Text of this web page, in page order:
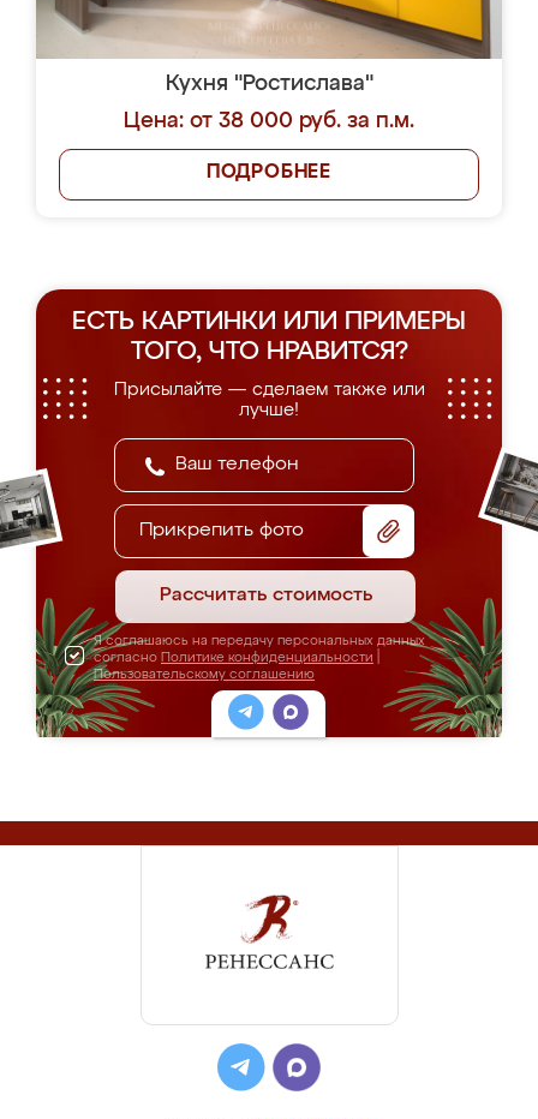
Кухня "Ростислава"
Цена: от 38 000 руб. за п.м.
ПОДРОБНЕЕ
ЕСТЬ КАРТИНКИ ИЛИ ПРИМЕРЫ
ТОГО, ЧТО НРАВИТСЯ?
Присылайте — сделаем также или
лучше!
Прикрепить фото
Рассчитать стоимость
Я соглашаюсь на передачу персональных данных
согласно Политике конфиденциальности
Пользовательскому соглашению